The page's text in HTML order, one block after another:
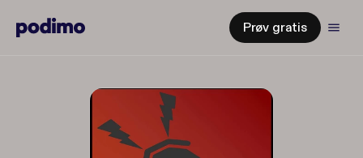
Prøv gratis